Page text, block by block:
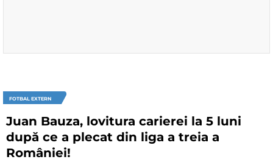
FOTBAL EXTERN
Juan Bauza, lovitura carierei la 5 luni
după ce a plecat din liga a treia a
României!